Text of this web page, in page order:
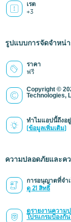
เรต
+3
รูปแบบการจัดจำหน่
ราคา
ฟรี
Copyright ©
Technologies,
ทำไมแอปนี้ถึงอ
(ข้อมูลเพิ่มเติม)
ความปลอดภัยและค
การอนุญาตที่จำ
ดู 21 สิทธิ์
ดูรายงานความ
โปรแกรมป้องกัน